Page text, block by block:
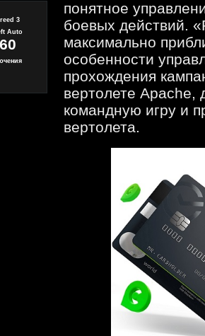
3
Auto
понятное
боевых действий.
максимально
особенности
прохождения
вертолете Apache,
командную игру и
вертолета.